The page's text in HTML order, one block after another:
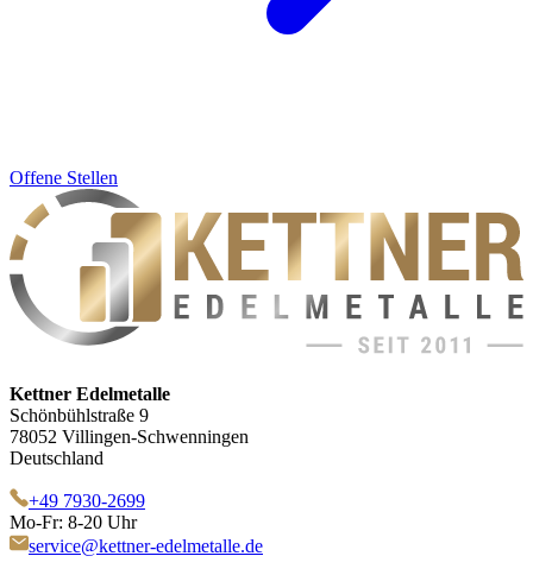
Offene Stellen
Kettner Edelmetalle
Schönbühlstraße 9
78052 Villingen-Schwenningen
Deutschland
+49 7930-2699
Mo-Fr: 8-20 Uhr
service@kettner-edelmetalle.de